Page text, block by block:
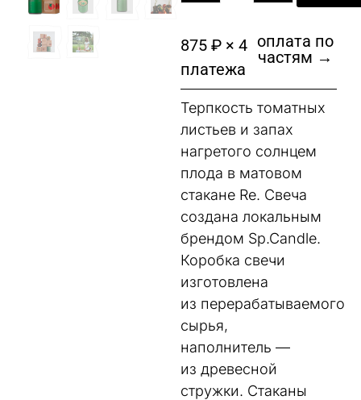
875 ₽ × 4
платежа
оплата по
частям →
Терпкость томатных
листьев и запах
нагретого солнцем
плода в матовом
стакане Re. Свеча
создана локальным
брендом Sp.Candle.
Коробка свечи
изготовлена
из перерабатываемого
сырья,
наполнитель —
из древесной
стружки. Стаканы